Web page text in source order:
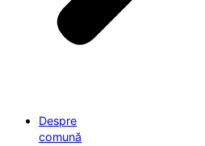
Despre
comună